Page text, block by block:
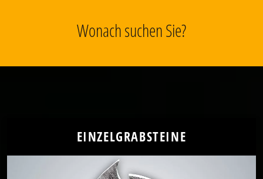
Wonach suchen Sie?
EINZELGRABSTEINE